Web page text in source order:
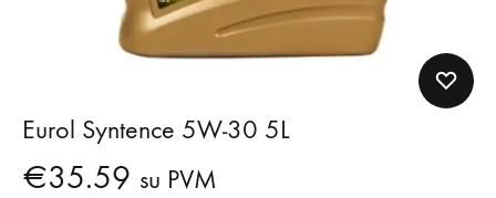
Eurol Syntence 5W-30 5L
€35.59 su PVM